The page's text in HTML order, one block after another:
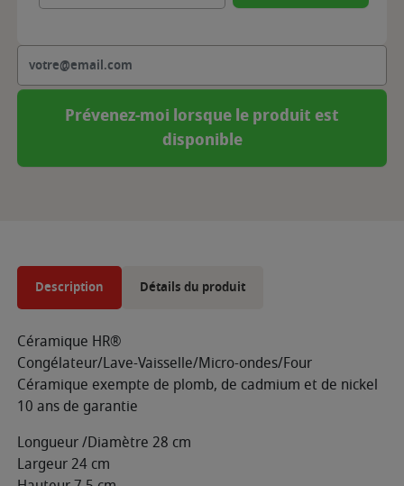
Prévenez-moi lorsque le produit est
disponible
Description Détails du produit
Céramique HR®
Congélateur/Lave-Vaisselle/Micro-ondes/Four
Céramique exempte de plomb, de cadmium et de nickel
10 ans de garantie
Longueur /Diamètre 28 cm
Largeur 24 cm